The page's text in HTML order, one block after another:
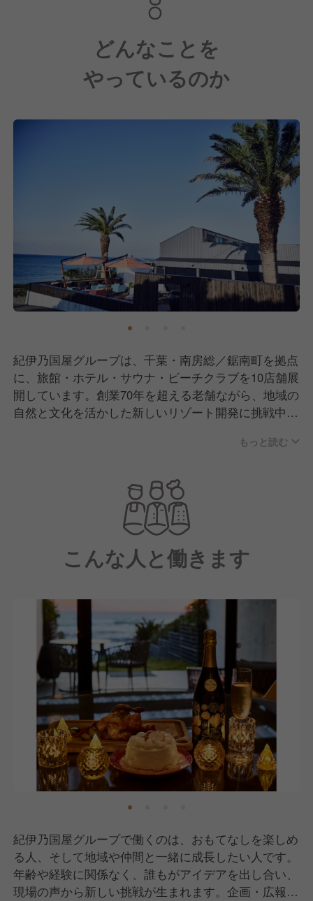
どんなことを
やっているのか
紀伊乃国屋グループは、千葉・南房総／鋸南町を拠点
に、旅館・ホテル・サウナ・ビーチクラブを10店舗展
開しています。創業70年を超える老舗ながら、地域の
自然と文化を活かした新しいリゾート開発に挑戦中。
やラグジュアリー温泉旅館「さざね」、サウナカフェ
海沿いを舞台に非日常の時間を提供しています。
もっと読む
こんな人と働きます
紀伊乃国屋グループで働くのは、おもてなしを楽しめ
る人、そして地域や仲間と一緒に成長したい人です。
年齢や経験に関係なく、誰もがアイデアを出し合い、
現場の声から新しい挑戦が生まれます。企画・広報・